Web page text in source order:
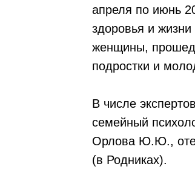
апреля по июнь
здоровья и
женщины,
подростки и
В числе
семейный
Орлова Ю.Ю.,
(в Родниках).